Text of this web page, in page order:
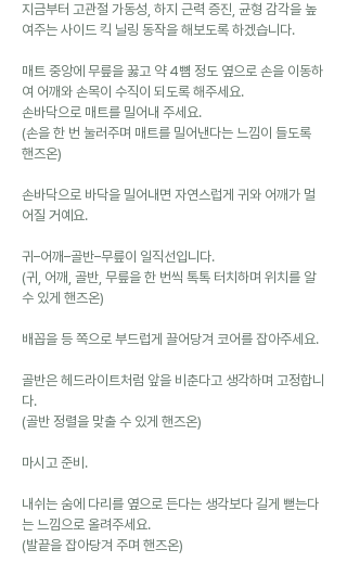
지금부터 고관절 가동성, 하지 근력 증진, 균형 감각을 높
여주는 사이드 킥 닐링 동작을 해보도록 하겠습니다.
매트 중앙에 무릎을 꿇고 약 4뼘 정도 옆으로 손을 이동하
여 어깨와 손목이 수직이 되도록 해주세요.
손바닥으로 매트를 밀어내 주세요.
(손을 한 번 눌러주며 매트를 밀어낸다는 느낌이 들도록
핸즈온)
손바닥으로 바닥을 밀어내면 자연스럽게 귀와 어깨가 멀
어질 거예요.
귀–어깨–골반–무릎이 일직선입니다.
(귀, 어깨, 골반, 무릎을 한 번씩 톡톡 터치하며 위치를 알
수 있게 핸즈온)
배꼽을 등 쪽으로 부드럽게 끌어당겨 코어를 잡아주세요.
골반은 헤드라이트처럼 앞을 비춘다고 생각하며 고정합니
다.
(골반 정렬을 맞출 수 있게 핸즈온)
마시고 준비.
내쉬는 숨에 다리를 옆으로 든다는 생각보다 길게 뻗는다
는 느낌으로 올려주세요.
(발끝을 잡아당겨 주며 핸즈온)